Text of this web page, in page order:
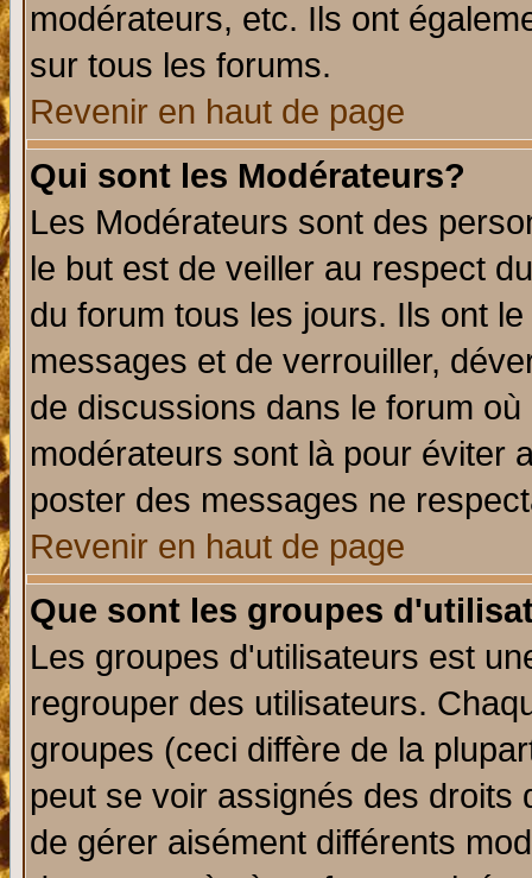
modérateurs, etc. Ils ont
sur tous les forums.
Revenir en haut de page
Qui sont les Modérateurs?
Les Modérateurs sont des
le but est de veiller au respect
du forum tous les jours. Ils ont
messages et de verrouiller,
de discussions dans le forum
modérateurs sont là pour éviter
poster des messages ne
Revenir en haut de page
Que sont les groupes
Les groupes d'utilisateurs est
regrouper des utilisateurs.
groupes (ceci diffère de la
peut se voir assignés des
de gérer aisément différents